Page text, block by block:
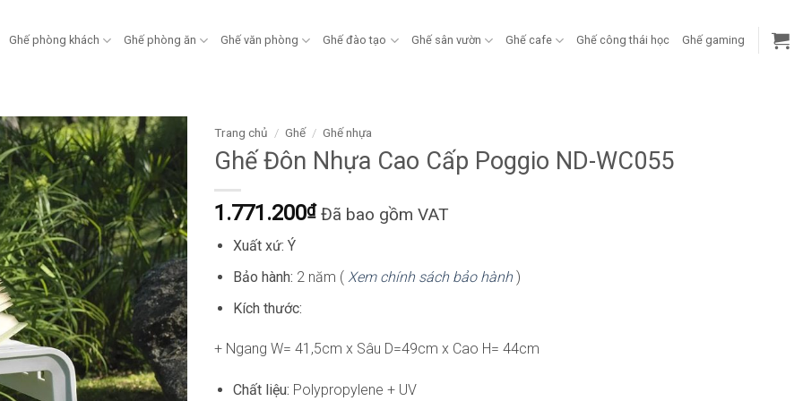
Ghế phòng khách Ghế phòng ăn Ghế văn phòng Ghế đào tạo Ghế sân vườn Ghế cafe Ghế công thái học Ghế gaming
Trang chủ / Ghế / Ghế nhựa
Ghế Đôn Nhựa Cao Cấp Poggio ND-WC055
1.771.200₫ Đã bao gồm VAT
Xuất xứ: Ý
Bảo hành: 2 năm ( Xem chính sách bảo hành)
Kích thước:
+ Ngang W= 41,5cm x Sâu D=49cm x Cao H= 44cm
Chất liệu: Polypropylene + UV